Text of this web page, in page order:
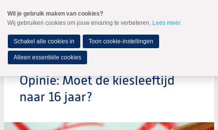
naar
Spring
de
inhoud
Spring
naar
hoofdmenu
MENU
Opinie: Moet de kiesleeftijd
naar 16 jaar?
Wil je gebruik maken van cookies?
Wij gebruiken cookies om jouw ervaring te verbeteren. Lees meer.
Schakel alle cookies in Toon cookie-instellingen
Alleen essentiële cookies